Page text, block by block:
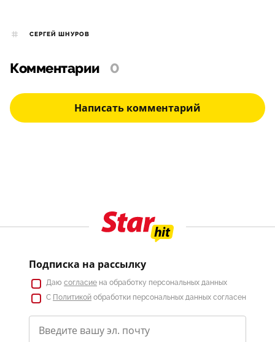
СЕРГЕЙ ШНУРОВ
Комментарии 0
Написать комментарий
Подписка на рассылку
Даю согласие на обработку персональных данных
С Политикой обработки персональных данных согласен